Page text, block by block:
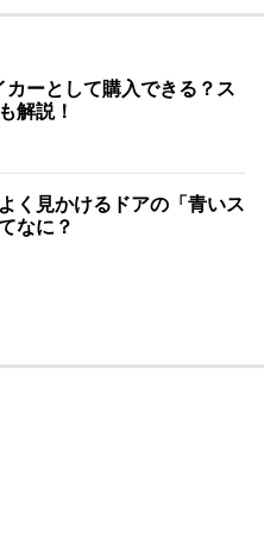
ーとして購入できる？ス
解説！
く見かけるドアの「青いス
なに？